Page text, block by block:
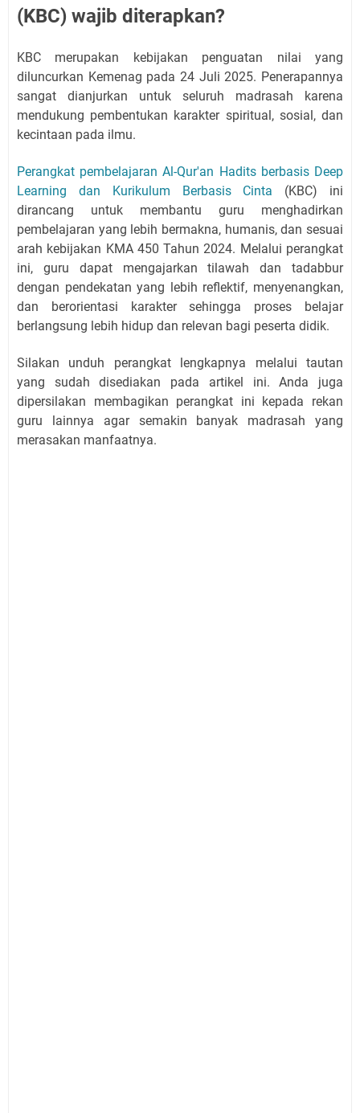
(KBC) wajib diterapkan?
KBC merupakan kebijakan penguatan nilai yang
diluncurkan Kemenag pada 24 Juli 2025. Penerapannya
sangat dianjurkan untuk seluruh madrasah karena
mendukung pembentukan karakter spiritual, sosial, dan
kecintaan pada ilmu.
Perangkat pembelajaran Al-Qur'an Hadits berbasis Deep
Learning dan Kurikulum Berbasis Cinta (KBC) ini
dirancang untuk membantu guru menghadirkan
pembelajaran yang lebih bermakna, humanis, dan sesuai
arah kebijakan KMA 450 Tahun 2024. Melalui perangkat
ini, guru dapat mengajarkan tilawah dan tadabbur
dengan pendekatan yang lebih reflektif, menyenangkan,
dan berorientasi karakter sehingga proses belajar
berlangsung lebih hidup dan relevan bagi peserta didik.
Silakan unduh perangkat lengkapnya melalui tautan
yang sudah disediakan pada artikel ini. Anda juga
dipersilakan membagikan perangkat ini kepada rekan
guru lainnya agar semakin banyak madrasah yang
merasakan manfaatnya.